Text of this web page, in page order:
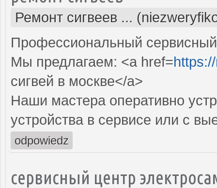
Ремонт сигвеев ...
Профессиональный
Мы предлагаем: <a href=
сигвей в москве</a>
Наши мастера оперативно
устройства в сервисе или с
odpowiedz
сервисный центр